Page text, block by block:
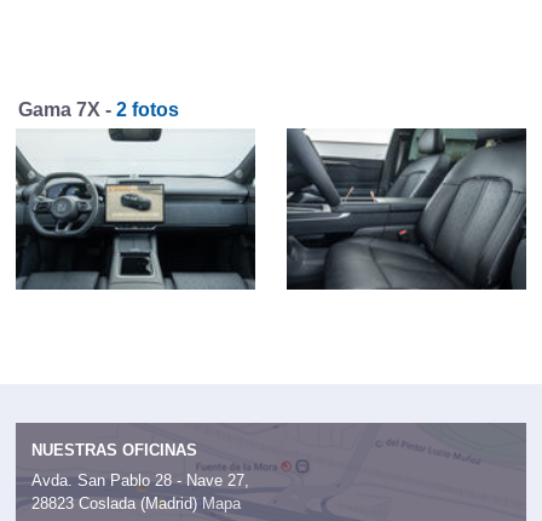
Gama 7X - 2 fotos
NUESTRAS OFICINAS
Avda. San Pablo 28 - Nave 27,
28823 Coslada (Madrid) Mapa